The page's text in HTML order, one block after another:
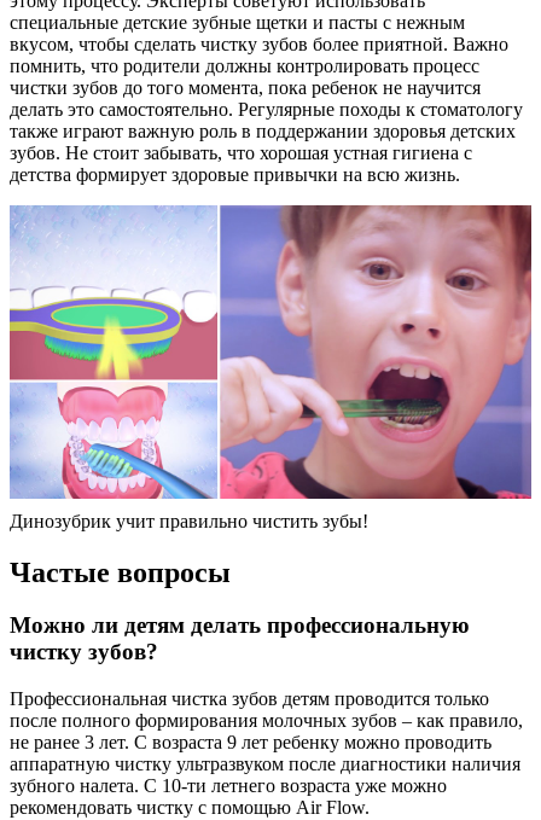
специальные детские зубные щетки и пасты с нежным
вкусом, чтобы сделать чистку зубов более приятной. Важно
помнить, что родители должны контролировать процесс
чистки зубов до того момента, пока ребенок не научится
делать это самостоятельно. Регулярные походы к стоматологу
также играют важную роль в поддержании здоровья детских
зубов. Не стоит забывать, что хорошая устная гигиена с
детства формирует здоровые привычки на всю жизнь.
Динозубрик учит правильно чистить зубы!
Частые вопросы
Можно ли детям делать профессиональную
чистку зубов?
Профессиональная чистка зубов детям проводится только
после полного формирования молочных зубов – как правило,
не ранее 3 лет. С возраста 9 лет ребенку можно проводить
аппаратную чистку ультразвуком после диагностики наличия
зубного налета. С 10-ти летнего возраста уже можно
рекомендовать чистку с помощью Air Flow.